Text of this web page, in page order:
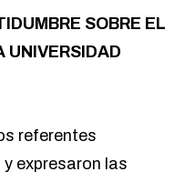
SOBRE EL
UNIVERSIDAD
referentes
y expresaron las